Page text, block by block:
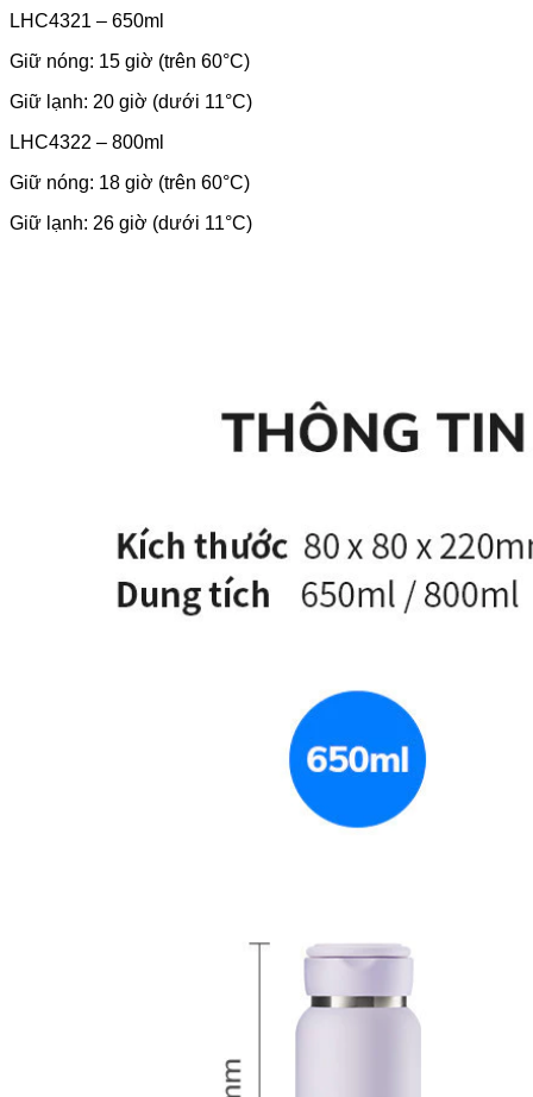
LHC4321 – 650ml
Giữ nóng: 15 giờ (trên 60°C)
Giữ lạnh: 20 giờ (dưới 11°C)
LHC4322 – 800ml
Giữ nóng: 18 giờ (trên 60°C)
Giữ lạnh: 26 giờ (dưới 11°C)